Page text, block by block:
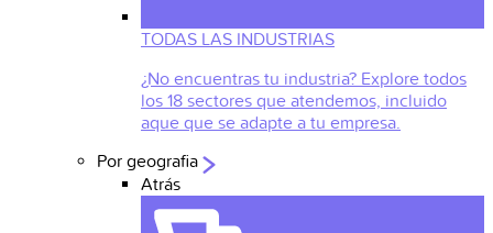
TODAS LAS INDUSTRIAS
¿No encuentras tu industria? Explore todos
los 18 sectores que atendemos, incluido
aque que se adapte a tu empresa.
Por geografia
Atrás